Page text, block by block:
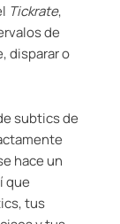
Tickrate,
de
disparar o
subtics de
hace un
que
tus